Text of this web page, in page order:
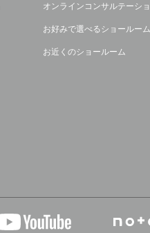
オンラインコンサルテーシ
お好みで選べるショールー
お近くのショールーム